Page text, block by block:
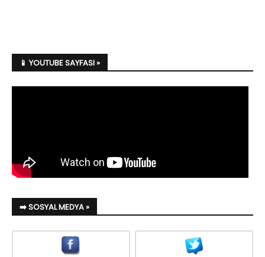
📱 YOUTUBE SAYFASI »
➡️ SOSYAL MEDYA »